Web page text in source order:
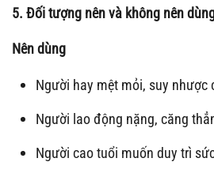
5. Đối tượng nên và không nên
Nên dùng
Người hay mệt mỏi, suy nhược
Người lao động nặng, căng
Người cao tuổi muốn duy trì